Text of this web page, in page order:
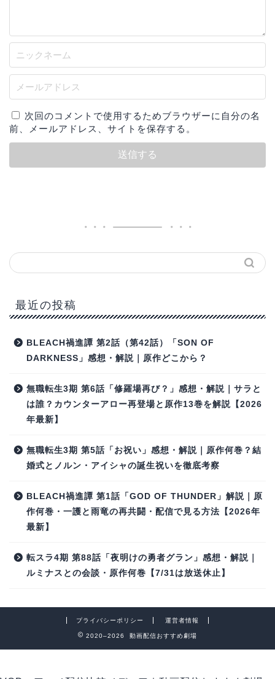
次回のコメントで使用するためブラウザーに自分の名
前、メールアドレス、サイトを保存する。
最近の投稿
BLEACH禍進譚 第2話（第42話）「SON OF
DARKNESS」感想・解説｜原作どこから？
無職転生3期 第6話「修羅場再び？」感想・解説｜サラと
は誰？カウンターアロー再登場と原作13巻を解説【2026
年最新】
無職転生3期 第5話「お祝い」感想・解説｜原作何巻？結
婚式とノルン・アイシャの誕生祝いを徹底考察
BLEACH禍進譚 第1話「GOD OF THUNDER」解説｜原
作何巻・一護と雨竜の再共闘・配信で見る方法【2026年
最新】
転スラ4期 第88話「夜明けの勇者グラン」感想・解説｜
ルミナスとの会談・原作何巻【7/31は放送休止】
プライバシーポリシー 運営者情報
2020–2026 動画配信おすすめ劇場